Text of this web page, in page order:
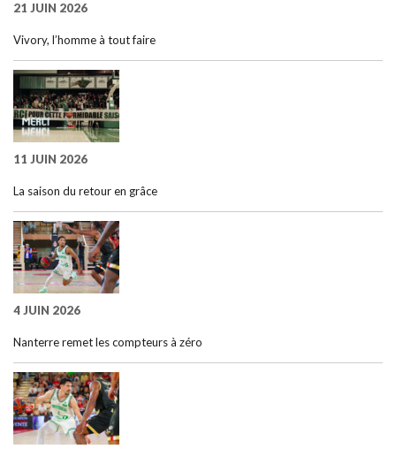
21 JUIN 2026
Vivory, l’homme à tout faire
11 JUIN 2026
La saison du retour en grâce
4 JUIN 2026
Nanterre remet les compteurs à zéro